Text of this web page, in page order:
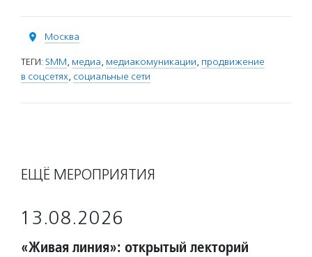
Москва
ТЕГИ: SMM, медиа, медиакомуникации, продвижение
в соцсетях, социальные сети
ЕЩЁ МЕРОПРИЯТИЯ
13.08.2026
«Живая линия»: открытый лекторий